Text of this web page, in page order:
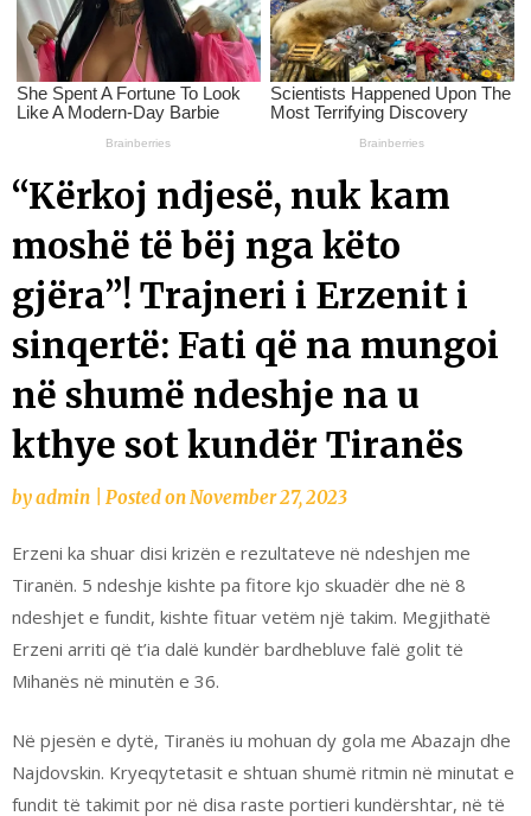
“Kërkoj ndjesë, nuk kam
moshë të bëj nga këto
gjëra”! Trajneri i Erzenit i
sinqertë: Fati që na mungoi
në shumë ndeshje na u
kthye sot kundër Tiranës
byadmin Posted onNovember 27, 2023
Erzeni ka shuar disi krizën e rezultateve në ndeshjen me
Tiranën. 5 ndeshje kishte pa fitore kjo skuadër dhe në 8
ndeshjet e fundit, kishte fituar vetëm një takim. Megjithatë
Erzeni arriti që t’ia dalë kundër bardhebluve falë golit të
Mihanës në minutën e 36.
Në pjesën e dytë, Tiranës iu mohuan dy gola me Abazajn dhe
Najdovskin. Kryeqytetasit e shtuan shumë ritmin në minutat e
fundit të takimit por në disa raste portieri kundërshtar, në të